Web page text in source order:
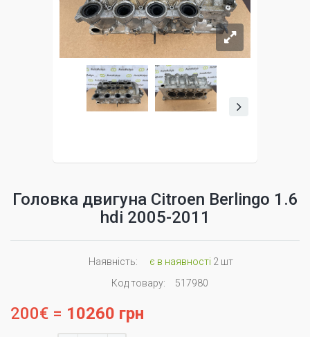
Головка двигуна Citroen Berlingo 1.6
hdi 2005-2011
Наявність: є в наявності 2 шт
Код товару:
517980
200€ = 10260 грн